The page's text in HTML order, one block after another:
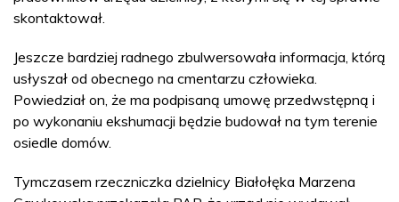
skontaktował.
Jeszcze bardziej radnego zbulwersowała informacja, którą
usłyszał od obecnego na cmentarzu człowieka.
Powiedział on, że ma podpisaną umowę przedwstępną i
po wykonaniu ekshumacji będzie budował na tym terenie
osiedle domów.
Tymczasem rzeczniczka dzielnicy Białołęka Marzena